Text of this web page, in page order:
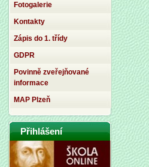
Fotogalerie
Kontakty
Zápis do 1. třídy
GDPR
Povinně zveřejňované
informace
MAP Plzeň
Přihlášení